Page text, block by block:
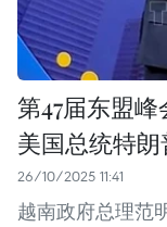
第47届东盟
美国总统特朗
26/10/2025 11:41
越南政府总理范